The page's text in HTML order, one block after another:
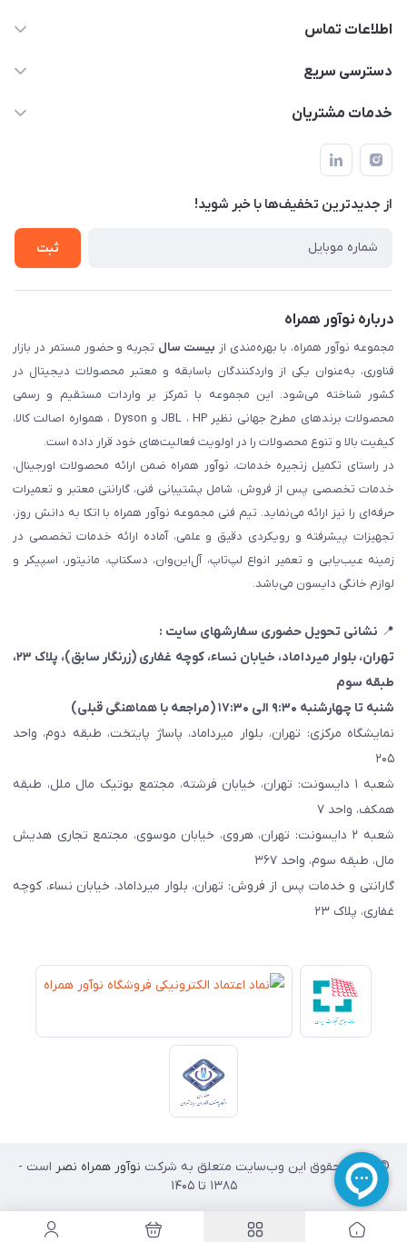
اطلاعات تماس
02122913967
۲۳، طبقه سوم
دسترسی سریع
لیست محصولات
حساب کاربری
تماس با ما
خدمات مشتریان
قوانین و مقررات
حریم خصوصی
شرایط گارانتی
ثبت شکایت
از جدید‌ترین تخفیف‌ها با‌ خبر شوید!
ثبت
درباره نوآور همراه
مجموعه نوآور همراه، با بهره‌مندی از بیست سال تجربه و حضور مستمر در بازار
فناوری، به‌عنوان یکی از واردکنندگان باسابقه و معتبر محصولات دیجیتال در
کشور شناخته می‌شود. این مجموعه با تمرکز بر واردات مستقیم و رسمی
محصولات برندهای مطرح جهانی نظیر JBL ، HP و Dyson ، همواره اصالت کالا،
کیفیت بالا و تنوع محصولات را در اولویت فعالیت‌های خود قرار داده است.
در راستای تکمیل زنجیره خدمات، نوآور همراه ضمن ارائه محصولات اورجینال،
خدمات تخصصی پس از فروش، شامل پشتیبانی فنی، گارانتی معتبر و تعمیرات
حرفه‌ای را نیز ارائه می‌نماید. تیم فنی مجموعه نوآور همراه با اتکا به دانش روز،
تجهیزات پیشرفته و رویکردی دقیق و علمی، آماده ارائه خدمات تخصصی در
زمینه عیب‌یابی و تعمیر انواع لپ‌تاپ، آل‌این‌وان، دسکتاپ، مانیتور، اسپیکر و
لوازم خانگی دایسون می‌باشد.
📍 نشانی تحویل حضوری سفارشهای سایت :
تهران، بلوار میرداماد، خیابان نساء، کوچه غفاری (زرنگار سابق)
، پلاک ۲۳،
طبقه سوم
شنبه تا چهارشنبه ۹:۳۰ الی ۱۷:۳۰ (مراجعه با هماهنگی قبلی)
نمایشگاه مرکزی: تهران، بلوار میرداماد، پاساژ پایتخت، طبقه دوم، واحد
۲۰۵
شعبه ۱ دایسونت: تهران، خیابان فرشته، مجتمع بوتیک مال ملل، طبقه
همکف، واحد ۷
شعبه ۲ دایسونت: تهران، هروی، خیابان موسوی، مجتمع تجاری هدیش
مال، طبقه سوم، واحد ۳۶۷
گارانتی و خدمات پس از فروش: تهران، بلوار میرداماد، خیابان نساء، کوچه
غفاری، پلاک ۲۳
© تمامی حقوق این وب‌سایت متعلق به شرکت نوآور همراه نصر است -
۱۳۸۵ تا 1405